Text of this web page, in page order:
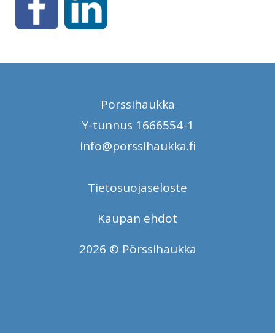
Pörssihaukka
Y-tunnus 1666554-1
info@porssihaukka.fi
Tietosuojaseloste
Kaupan ehdot
2026 © Pörssihaukka